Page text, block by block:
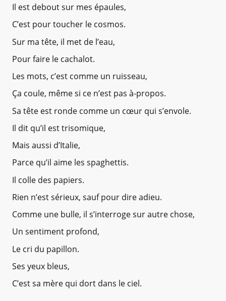
Il est debout sur mes épaules,
C’est pour toucher le cosmos.
Sur ma tête, il met de l’eau,
Pour faire le cachalot.
Les mots, c’est comme un ruisseau,
Ça coule, même si ce n’est pas à-propos.
Sa tête est ronde comme un cœur qui s’envole.
Il dit qu’il est trisomique,
Mais aussi d’Italie,
Parce qu’il aime les spaghettis.
Il colle des papiers.
Rien n’est sérieux, sauf pour dire adieu.
Comme une bulle, il s’interroge sur autre chose,
Un sentiment profond,
Le cri du papillon.
Ses yeux bleus,
C’est sa mère qui dort dans le ciel.